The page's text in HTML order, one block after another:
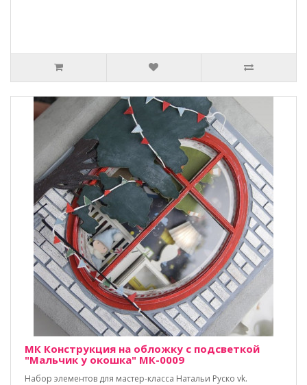
МК Конструкция на обложку с подсветкой
"Мальчик у окошка" МК-0009
Набор элементов для мастер-класса Натальи Руско vk.